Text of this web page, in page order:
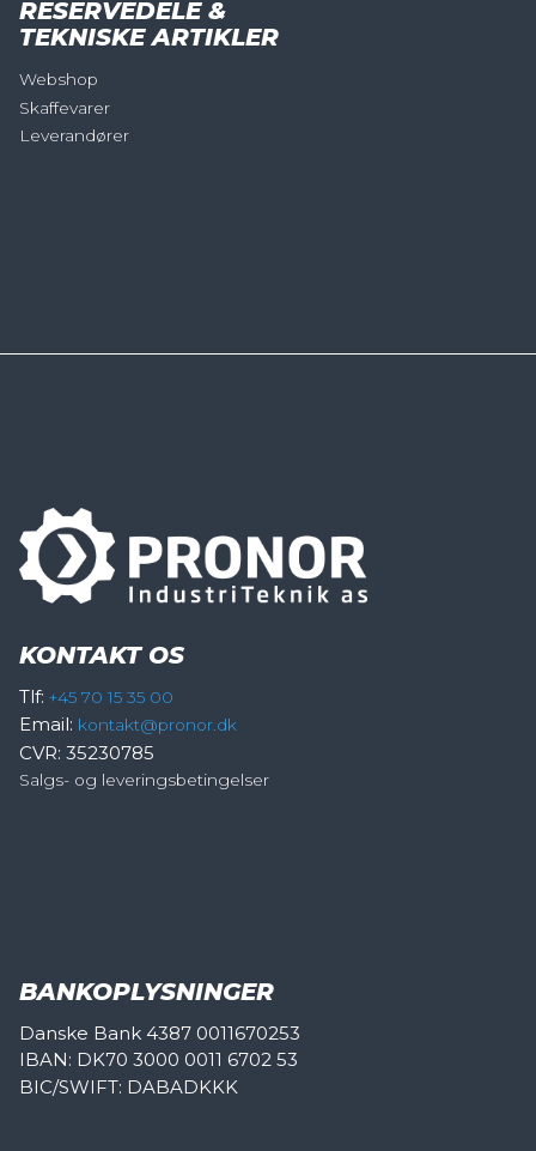
RESERVEDELE &
TEKNISKE ARTIKLER
Webshop
Skaffevarer
Leverandører
KONTAKT OS
Tlf: +45 70 15 35 00
Email: kontakt@pronor.dk
CVR: 35230785
Salgs- og leveringsbetingelser
BANKOPLYSNINGER
Danske Bank 4387 0011670253
IBAN: DK70 3000 0011 6702 53
BIC/SWIFT: DABADKKK